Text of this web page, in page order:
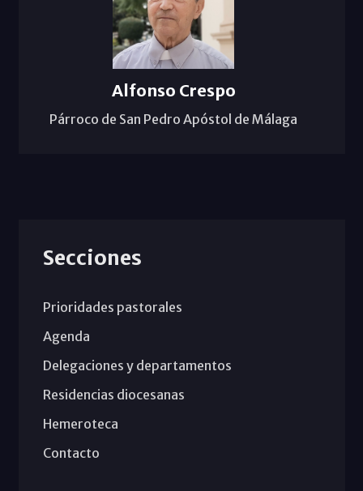
Alfonso Crespo
Párroco de San Pedro Apóstol de Málaga
Secciones
Prioridades pastorales
Agenda
Delegaciones y departamentos
Residencias diocesanas
Hemeroteca
Contacto